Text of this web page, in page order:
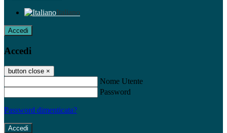
Italiano
Accedi
Accedi
button close ×
Nome Utente
Password
Password dimenticata?